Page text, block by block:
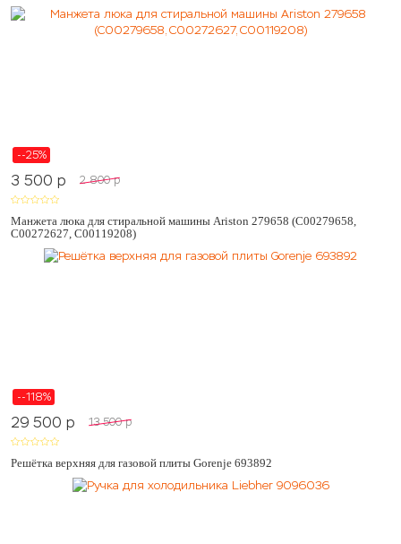
--25%
3 500 p 2 800 p
Манжета люка для стиральной машины Ariston 279658 (C00279658,
C00272627, C00119208)
--118%
29 500 p 13 500 p
Решётка верхняя для газовой плиты Gorenje 693892